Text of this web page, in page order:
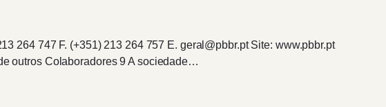
264 747 F. (+351) 213 264 757 E. geral@pbbr.pt Site: www.pbbr.pt
outros Colaboradores 9 A sociedade…